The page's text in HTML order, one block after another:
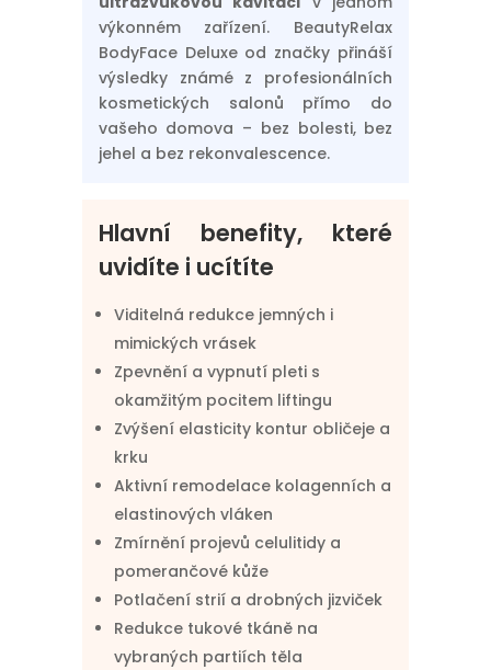
výkonném zařízení. BeautyRelax
BodyFace Deluxe od značky přináší
výsledky známé z profesionálních
kosmetických salonů přímo do
vašeho domova – bez bolesti, bez
jehel a bez rekonvalescence.
Hlavní benefity, které
uvidíte i ucítíte
Viditelná redukce jemných i
mimických vrásek
Zpevnění a vypnutí pleti s
okamžitým pocitem liftingu
Zvýšení elasticity kontur obličeje a
krku
Aktivní remodelace kolagenních a
elastinových vláken
Zmírnění projevů celulitidy a
pomerančové kůže
Potlačení strií a drobných jizviček
Redukce tukové tkáně na
vybraných partiích těla